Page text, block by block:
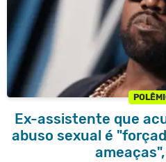
Ex-assistente que
abuso sexual é